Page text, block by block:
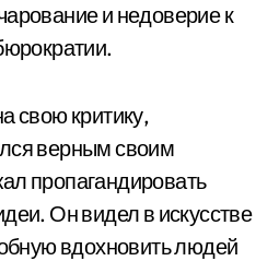
и недоверие к
свою критику,
верным своим
пропагандировать
Он видел в искусстве
вдохновить людей